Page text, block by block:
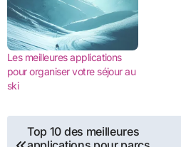
Les meilleures applications
pour organiser votre séjour au
ski
Navigation
Top 10 des meilleures